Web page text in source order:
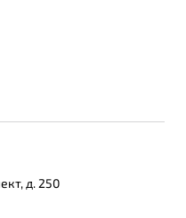
д. 250